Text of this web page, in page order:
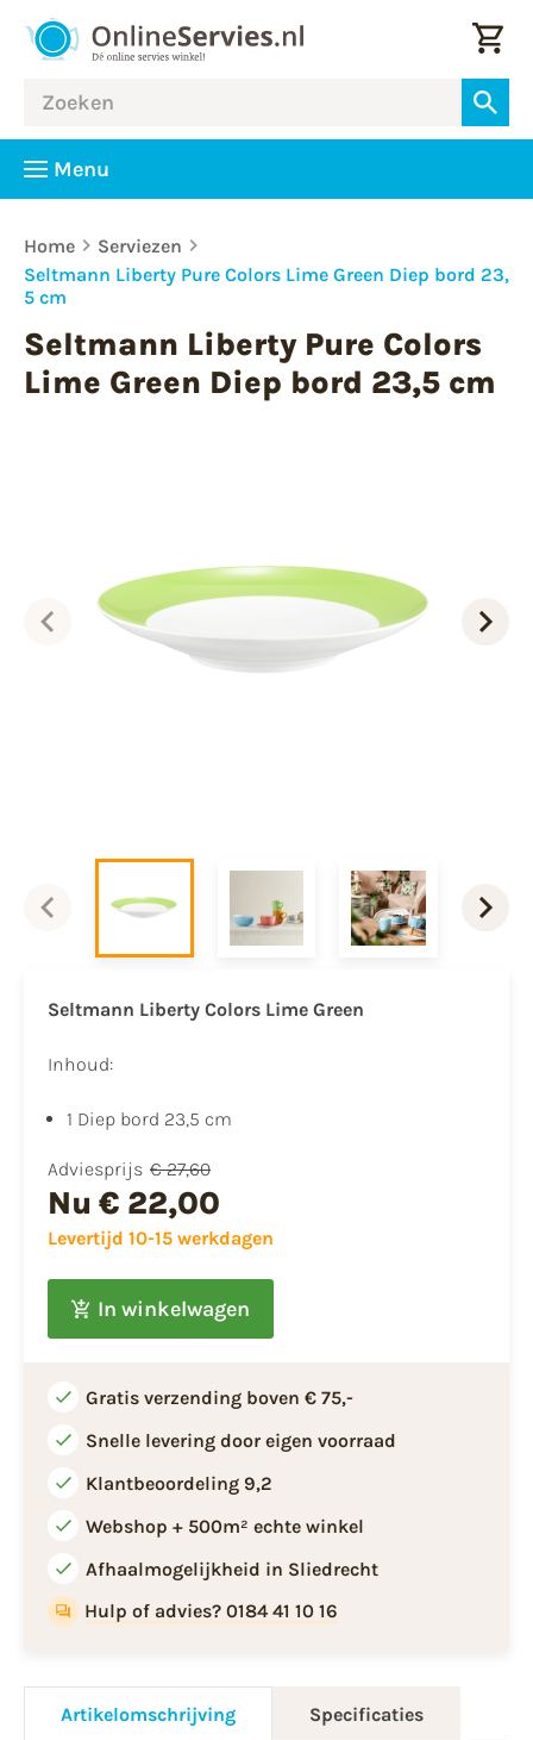
Menu
Home
Serviezen
Seltmann Liberty Pure Colors Lime Green Diep bord 23,
5 cm
Seltmann Liberty Pure Colors
Lime Green Diep bord 23,5 cm
Seltmann Liberty Colors Lime Green
Inhoud:
1 Diep bord 23,5 cm
Adviesprijs € 27,60
Nu € 22,00
Levertijd 10-15 werkdagen
In winkelwagen
Gratis verzending boven € 75,-
Snelle levering door eigen voorraad
Klantbeoordeling 9,2
Webshop + 500m² echte winkel
Afhaalmogelijkheid in Sliedrecht
Hulp of advies? 0184 41 10 16
Artikelomschrijving Specificaties